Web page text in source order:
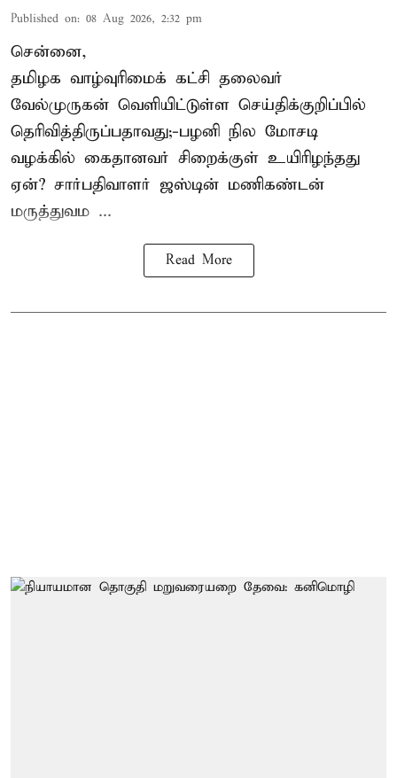
Published on: 08 Aug 2026, 2:32 pm
சென்னை,
தமிழக வாழ்வுரிமைக் கட்சி தலைவர்
வேல்முருகன் வெளியிட்டுள்ள செய்திக்குறிப்பில்
தெரிவித்திருப்பதாவது;-பழனி நில மோசடி
வழக்கில் கைதானவர் சிறைக்குள் உயிரிழந்தது
ஏன்? சார்பதிவாளர் ஜஸ்டின் மணிகண்டன்
மருத்துவம ...
Read More